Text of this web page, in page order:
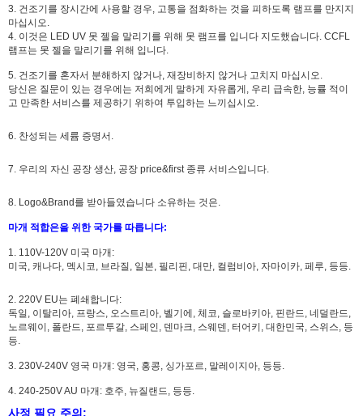
3. 건조기를 장시간에 사용할 경우, 고통을 점화하는 것을 피하도록 램프를 만지지
마십시오.
4. 이것은 LED UV 못 젤을 말리기를 위해 못 램프를 입니다 지도했습니다. CCFL
램프는 못 젤을 말리기를 위해 입니다.
5. 건조기를 혼자서 분해하지 않거나, 재장비하지 않거나 고치지 마십시오.
당신은 질문이 있는 경우에는 저희에게 말하게 자유롭게, 우리 급속한, 능률 적이
고 만족한 서비스를 제공하기 위하여 투입하는 느끼십시오.
6. 찬성되는 세륨 증명서.
7. 우리의 자신 공장 생산, 공장 price&first 종류 서비스입니다.
8. Logo&Brand를 받아들였습니다 소유하는 것은.
마개 적합은을 위한 국가를 따릅니다:
1. 110V-120V 미국 마개:
미국, 캐나다, 멕시코, 브라질, 일본, 필리핀, 대만, 컬럼비아, 자마이카, 페루, 등등.
2. 220V EU는 폐쇄합니다:
독일, 이탈리아, 프랑스, 오스트리아, 벨기에, 체코, 슬로바키아, 핀란드, 네덜란드,
노르웨이, 폴란드, 포르투갈, 스페인, 덴마크, 스웨덴, 터어키, 대한민국, 스위스, 등
등.
3. 230V-240V 영국 마개: 영국, 홍콩, 싱가포르, 말레이지아, 등등.
4. 240-250V AU 마개: 호주, 뉴질랜드, 등등.
사정 필요 주의: